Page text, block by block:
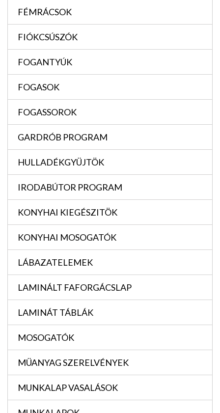
FÉMRÁCSOK
FIÓKCSÚSZÓK
FOGANTYÚK
FOGASOK
FOGASSOROK
GARDRÓB PROGRAM
HULLADÉKGYÜJTÖK
IRODABÚTOR PROGRAM
KONYHAI KIEGÉSZITÖK
KONYHAI MOSOGATÓK
LÁBAZATELEMEK
LAMINÁLT FAFORGÁCSLAP
LAMINÁT TÁBLÁK
MOSOGATÓK
MÜANYAG SZERELVÉNYEK
MUNKALAP VASALÁSOK